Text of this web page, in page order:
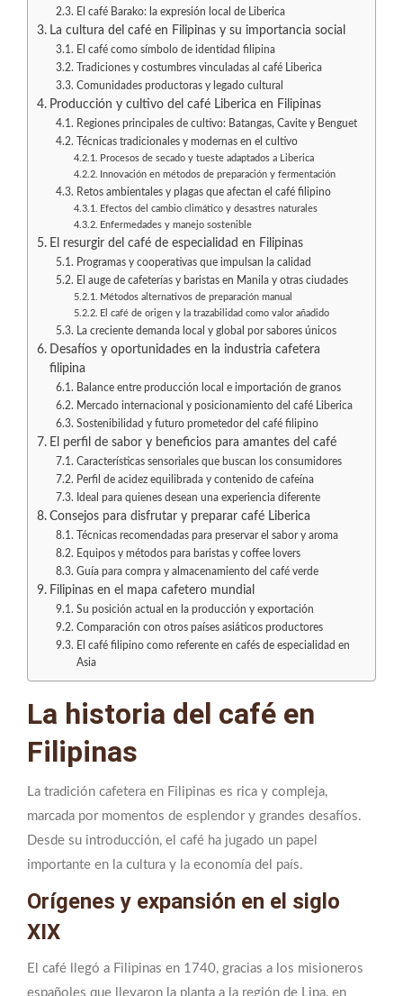
El café Barako: la expresión local de Liberica
La cultura del café en Filipinas y su importancia social
El café como símbolo de identidad filipina
Tradiciones y costumbres vinculadas al café Liberica
Comunidades productoras y legado cultural
Producción y cultivo del café Liberica en Filipinas
Regiones principales de cultivo: Batangas, Cavite y Benguet
Técnicas tradicionales y modernas en el cultivo
Procesos de secado y tueste adaptados a Liberica
Innovación en métodos de preparación y fermentación
Retos ambientales y plagas que afectan el café filipino
Efectos del cambio climático y desastres naturales
Enfermedades y manejo sostenible
El resurgir del café de especialidad en Filipinas
Programas y cooperativas que impulsan la calidad
El auge de cafeterías y baristas en Manila y otras ciudades
Métodos alternativos de preparación manual
El café de origen y la trazabilidad como valor añadido
La creciente demanda local y global por sabores únicos
Desafíos y oportunidades en la industria cafetera
filipina
Balance entre producción local e importación de granos
Mercado internacional y posicionamiento del café Liberica
Sostenibilidad y futuro prometedor del café filipino
El perfil de sabor y beneficios para amantes del café
Características sensoriales que buscan los consumidores
Perfil de acidez equilibrada y contenido de cafeína
Ideal para quienes desean una experiencia diferente
Consejos para disfrutar y preparar café Liberica
Técnicas recomendadas para preservar el sabor y aroma
Equipos y métodos para baristas y coffee lovers
Guía para compra y almacenamiento del café verde
Filipinas en el mapa cafetero mundial
Su posición actual en la producción y exportación
Comparación con otros países asiáticos productores
El café filipino como referente en cafés de especialidad en
Asia
La historia del café en
Filipinas
La tradición cafetera en Filipinas es rica y compleja,
marcada por momentos de esplendor y grandes desafíos.
Desde su introducción, el café ha jugado un papel
importante en la cultura y la economía del país.
Orígenes y expansión en el siglo
XIX
El café llegó a Filipinas en 1740, gracias a los misioneros
españoles que llevaron la planta a la región de Lipa, en